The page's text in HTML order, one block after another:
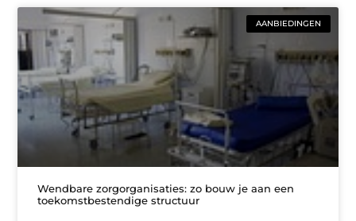
AANBIEDINGEN
Wendbare zorgorganisaties: zo bouw je aan een
toekomstbestendige structuur